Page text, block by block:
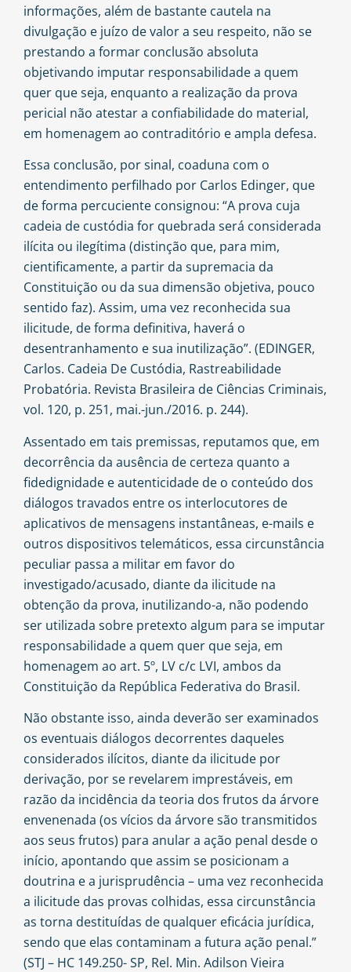
informações, além de bastante cautela na
divulgação e juízo de valor a seu respeito, não se
prestando a formar conclusão absoluta
objetivando imputar responsabilidade a quem
quer que seja, enquanto a realização da prova
pericial não atestar a confiabilidade do material,
em homenagem ao contraditório e ampla defesa.
Essa conclusão, por sinal, coaduna com o
entendimento perfilhado por Carlos Edinger, que
de forma percuciente consignou: “A prova cuja
cadeia de custódia for quebrada será considerada
ilícita ou ilegítima (distinção que, para mim,
cientificamente, a partir da supremacia da
Constituição ou da sua dimensão objetiva, pouco
sentido faz). Assim, uma vez reconhecida sua
ilicitude, de forma definitiva, haverá o
desentranhamento e sua inutilização”. (EDINGER,
Carlos. Cadeia De Custódia, Rastreabilidade
Probatória. Revista Brasileira de Ciências Criminais,
vol. 120, p. 251, mai.-jun./2016. p. 244).
Assentado em tais premissas, reputamos que, em
decorrência da ausência de certeza quanto a
fidedignidade e autenticidade de o conteúdo dos
diálogos travados entre os interlocutores de
aplicativos de mensagens instantâneas, e-mails e
outros dispositivos telemáticos, essa circunstância
peculiar passa a militar em favor do
investigado/acusado, diante da ilicitude na
obtenção da prova, inutilizando-a, não podendo
ser utilizada sobre pretexto algum para se imputar
responsabilidade a quem quer que seja, em
homenagem ao art. 5º, LV c/c LVI, ambos da
Constituição da República Federativa do Brasil.
Não obstante isso, ainda deverão ser examinados
os eventuais diálogos decorrentes daqueles
considerados ilícitos, diante da ilicitude por
derivação, por se revelarem imprestáveis, em
razão da incidência da teoria dos frutos da árvore
envenenada (os vícios da árvore são transmitidos
aos seus frutos) para anular a ação penal desde o
início, apontando que assim se posicionam a
doutrina e a jurisprudência – uma vez reconhecida
a ilicitude das provas colhidas, essa circunstância
as torna destituídas de qualquer eficácia jurídica,
sendo que elas contaminam a futura ação penal.”
(STJ – HC 149.250- SP, Rel. Min. Adilson Vieira